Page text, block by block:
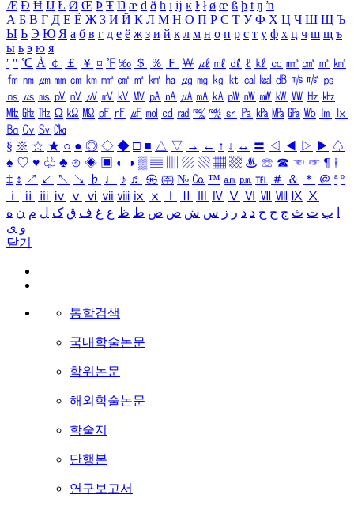
Æ Ð Ħ Ĳ Ł Ø Œ Þ Ŧ Ŋ æ đ ð ħ ı ĳ ĸ ŀ ł ø œ ß þ ŧ ŋ ŉ
А Б В Г Д Е Ё Ж З И Й К Л М Н О П Р С Т У Ф Х Ц Ч Ш Щ Ъ
Ы Ь Э Ю Я а б в г д е ё ж з и й к л м н о п р с т у ф х ц ч ш щ ъ
ы ь э ю я
′ ″ ℃ Å ￠ ￡ ￥ ¤ ℉ ‰ ＄ ％ Ｆ ￦ ㎕ ㎖ ㎗ ℓ ㎘ ㏄ ㎣ ㎤ ㎥ ㎦
㎙ ㎚ ㎛ ㎜ ㎝ ㎞ ㎟ ㎠ ㎡ ㎢ ㏊ ㎍ ㎎ ㎏ ㏏ ㎈ ㎉ ㏈ ㎧ ㎨ ㎰
㎱ ㎲ ㎳ ㎴ ㎵ ㎶ ㎷ ㎸ ㎹ ㎀ ㎁ ㎂ ㎃ ㎄ ㎺ ㎻ ㎽ ㎾ ㎿ ㎐ ㎑
㎒ ㎓ ㎔ Ω ㏀ ㏁ ㎊ ㎋ ㎌ ㏖ ㏅ ㎭ ㎮ ㎯ ㏛ ㎩ ㎪ ㎫ ㎬ ㏝ ㏐
㏓
㏃ ㏉ ㏜ ㏆
§ ※ ☆ ★ ○ ● ◎ ◇ ◆ □ ■ △ ▽ → ← ↑ ↓ ↔ 〓 ◁ ◀ ▷ ▶ ♤
♠ ♡ ♥ ♧ ♣ ⊙ ◈ ▣ ◐ ◑ ▒ ▤ ▨ ▧ ▦ ▩ ♨ ☏ ☎ ☜ ☞ ¶ †
‡ ↕ ↗ ↙ ↖ ↘ ♭ ♩ ♪ ♬ ㉿ ㈜ № ㏇ ™ ㏂ ㏘ ℡ ＃ ＆ ＊ ＠ ª º
ⅰ
ⅱ ⅲ ⅳ ⅴ ⅵ ⅶ ⅷ ⅸ ⅹ Ⅳ Ⅴ Ⅵ Ⅶ Ⅷ Ⅸ Ⅹ
ب ت ث ج ح خ د ذ ر ز س ش ص ض ط ظ ع غ ف ق ک ل م ن ه
و ی
닫기
통합검색
국내학술논문
학위논문
해외학술논문
학술지
단행본
연구보고서